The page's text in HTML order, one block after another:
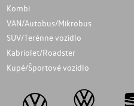
Kombi
VAN/Autobus/Mikrobus
SUV/Terénne vozidlo
Kabriolet/Roadster
Kupé/Športové vozidlo